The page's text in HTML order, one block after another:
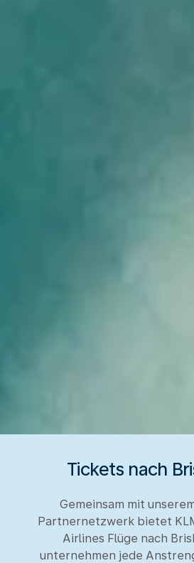
Tickets nach
Gemeinsam mit
Partnernetzwerk bietet
Airlines Flüge nach
unternehmen jede